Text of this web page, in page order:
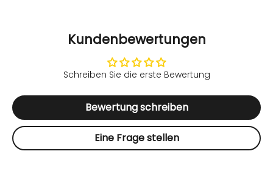
Zertifizierung – sowohl der Stoff als auch alle weiteren
Komponenten erfüllen die Sicherheitsanforderungen
und haben keine schädliche Wirkung auf die
Gesundheit. Vorteile im Überblick 100% litauisches
Atmungsaktiv, trocknet schnell, temperaturregulierend
Leinenhemd mit kurzen Ärmeln und abfallenden
Schultern Weite Leinenhose mit elastischem Bund und
Seitentaschen Volle Bewegungsfreiheit Ideal für
Kundenbewertungen
Schreiben Sie die erste Bewertung
Bewertung schreiben
Eine Frage stellen